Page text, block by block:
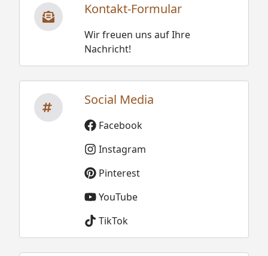
Kontakt-Formular
Wir freuen uns auf Ihre
Nachricht!
Social Media
Facebook
Instagram
Pinterest
YouTube
TikTok